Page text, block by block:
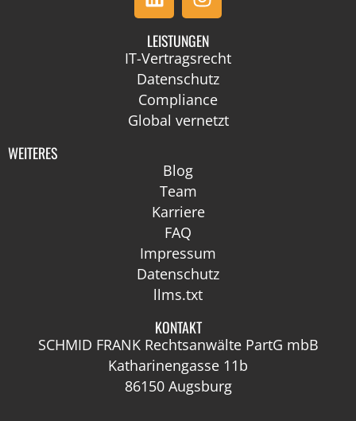
LEISTUNGEN
IT-Vertragsrecht
Datenschutz
Compliance
Global vernetzt
WEITERES
Blog
Team
Karriere
FAQ
Impressum
Datenschutz
llms.txt
KONTAKT
SCHMID FRANK Rechtsanwälte PartG mbB
Katharinengasse 11b
86150 Augsburg